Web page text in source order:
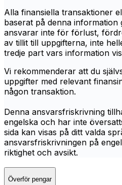
Alla finansiella transaktioner
baserat på denna information
ansvarar inte för förlust,
av tillit till uppgifterna, inte
tredje part vars information
Vi rekommenderar att du
uppgifter med relevant
någon transaktion.
Denna ansvarsfriskrivning
engelska och har inte
sida kan visas på ditt valda
ansvarsfriskrivningen på
riktighet och avsikt.
Överför pengar